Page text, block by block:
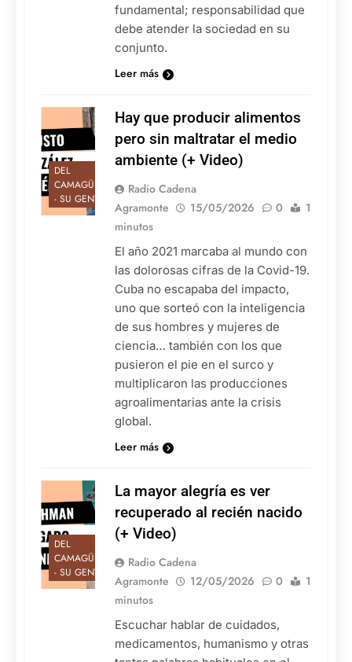
fundamental; responsabilidad que
debe atender la sociedad en su
conjunto.
Leer más
DEL
CAMAGÜEY
- SU GENTE
Hay que producir alimentos
pero sin maltratar el medio
ambiente (+ Video)
Radio Cadena
Agramonte
15/05/2026 0
1
minutos
El año 2021 marcaba al mundo con
las dolorosas cifras de la Covid-19.
Cuba no escapaba del impacto,
uno que sorteó con la inteligencia
de sus hombres y mujeres de
ciencia… también con los que
pusieron el pie en el surco y
multiplicaron las producciones
agroalimentarias ante la crisis
global.
Leer más
DEL
CAMAGÜEY
- SU GENTE
La mayor alegría es ver
recuperado al recién nacido
(+ Video)
Radio Cadena
Agramonte
12/05/2026 0
1
minutos
Escuchar hablar de cuidados,
medicamentos, humanismo y otras